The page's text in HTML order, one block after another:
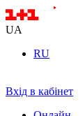
UA
RU
Вхід в кабінет